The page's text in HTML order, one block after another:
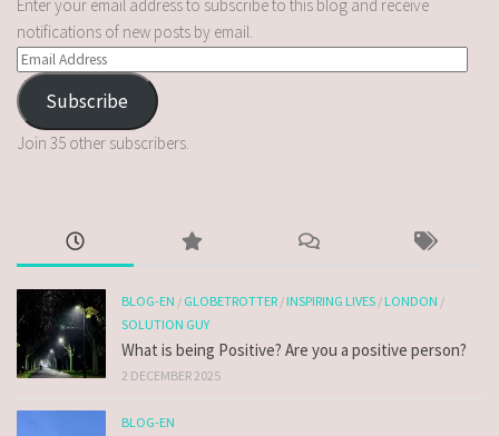
Enter your email address to subscribe to this blog and receive
notifications of new posts by email.
Subscribe
Join 35 other subscribers.
BLOG-EN / GLOBETROTTER /INSPIRING LIVES /LONDON /
SOLUTION GUY
What is being Positive? Are you a positive person?
2 DECEMBER 2025
BLOG-EN